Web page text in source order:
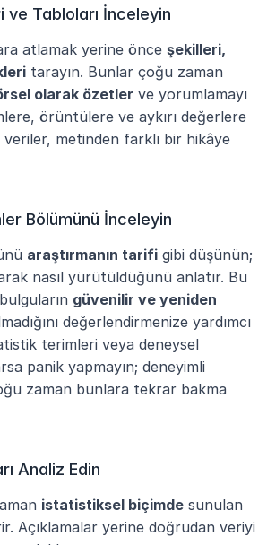
ve Tabloları İnceleyin
atlamak yerine önce şekilleri,
olarak özetler ve yorumlamayı
örüntülere ve aykırı değerlere
metinden farklı bir hikâye
Bölümünü İnceleyin
araştırmanın tarifi gibi düşünün;
nasıl yürütüldüğünü anlatır. Bu
güvenilir ve yeniden
değerlendirmenize yardımcı
terimleri veya deneysel
panik yapmayın; deneyimli
zaman bunlara tekrar bakma
Analiz Edin
istatistiksel biçimde
Açıklamalar yerine doğrudan veriyi